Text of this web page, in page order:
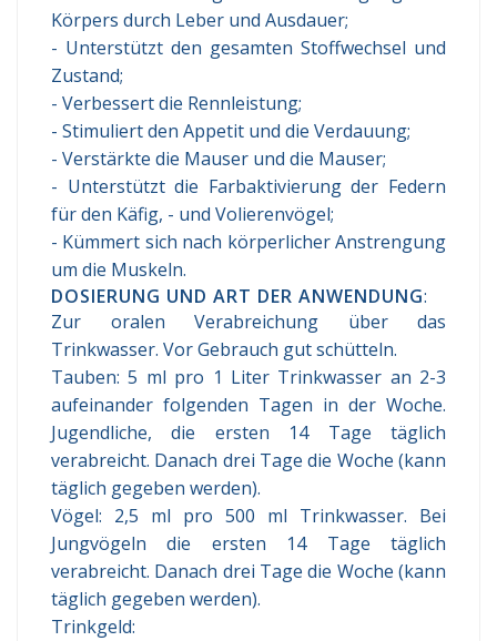
Körpers durch Leber und Ausdauer;
- Unterstützt den gesamten Stoffwechsel und
Zustand;
- Verbessert die Rennleistung;
- Stimuliert den Appetit und die Verdauung;
- Verstärkte die Mauser und die Mauser;
- Unterstützt die Farbaktivierung der Federn
für den Käfig, - und Volierenvögel;
- Kümmert sich nach körperlicher Anstrengung
um die Muskeln.
DOSIERUNG UND ART DER ANWENDUNG:
Zur oralen Verabreichung über das
Trinkwasser. Vor Gebrauch gut schütteln.
Tauben: 5 ml pro 1 Liter Trinkwasser an 2-3
aufeinander folgenden Tagen in der Woche.
Jugendliche, die ersten 14 Tage täglich
verabreicht. Danach drei Tage die Woche (kann
täglich gegeben werden).
Vögel: 2,5 ml pro 500 ml Trinkwasser. Bei
Jungvögeln die ersten 14 Tage täglich
verabreicht. Danach drei Tage die Woche (kann
täglich gegeben werden).
Trinkgeld: